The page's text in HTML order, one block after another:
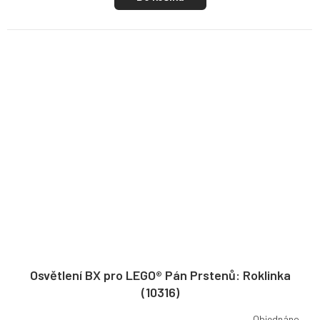
Osvětlení BX pro LEGO® Pán Prstenů: Roklinka
(10316)